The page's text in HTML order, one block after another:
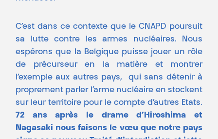
C’est dans ce contexte que le CNAPD poursuit
sa lutte contre les armes nucléaires. Nous
espérons que la Belgique puisse jouer un rôle
de précurseur en la matière et montrer
l’exemple aux autres pays, qui sans détenir à
proprement parler l’arme nucléaire en stockent
sur leur territoire pour le compte d’autres Etats.
72 ans après le drame d’Hiroshima et
Nagasaki nous faisons le vœu que notre pays